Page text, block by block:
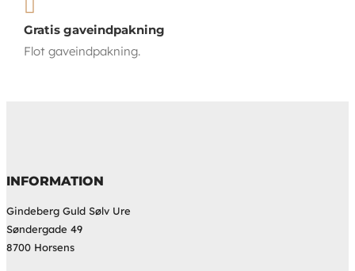

Gratis gaveindpakning
Flot gaveindpakning.
INFORMATION
Gindeberg Guld Sølv Ure
Søndergade 49
8700 Horsens